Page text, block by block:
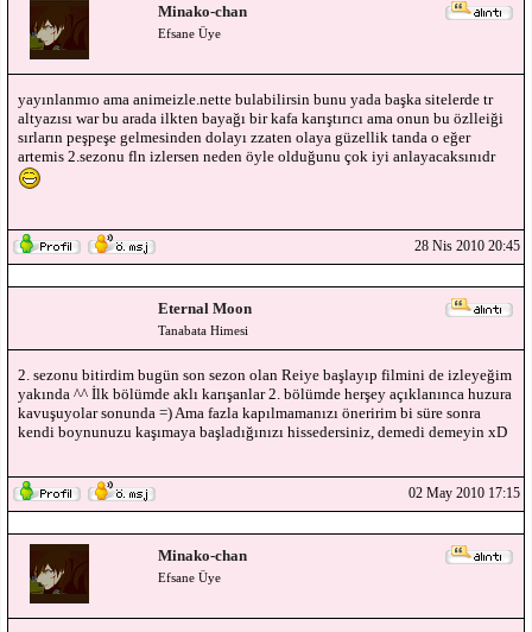
Minako-chan
Efsane Üye
yayınlanmıo ama animeizle.nette bulabilirsin bunu yada başka sitelerde tr
altyazısı war bu arada ilkten bayağı bir kafa karıştırıcı ama onun bu özlleiği
sırların peşpeşe gelmesinden dolayı zzaten olaya güzellik tanda o eğer
artemis 2.sezonu fln izlersen neden öyle olduğunu çok iyi anlayacaksınıdr
28 Nis 2010 20:45
Eternal Moon
Tanabata Himesi
2. sezonu bitirdim bugün son sezon olan Reiye başlayıp filmini de izleyeğim
yakında ^^ İlk bölümde aklı karışanlar 2. bölümde herşey açıklanınca huzura
kavuşuyolar sonunda =) Ama fazla kapılmamanızı öneririm bi süre sonra
kendi boynunuzu kaşımaya başladığınızı hissedersiniz, demedi demeyin xD
02 May 2010 17:15
Minako-chan
Efsane Üye